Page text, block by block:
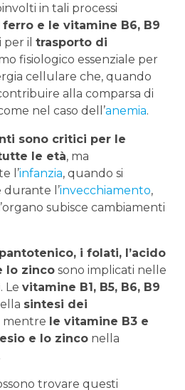
in tali processi
ferro e le vitamine B6, B9
per il trasporto di
fisiologico essenziale per
cellulare che, quando
alla comparsa di
nel caso dell’anemia.
sono critici per le
le età, ma
l’infanzia, quando si
durante l’invecchiamento,
subisce cambiamenti
i folati, l’acido
lo zinco sono implicati nelle
. Le vitamine B1, B5, B6, B9
sintesi dei
mentre le vitamine B3 e
e lo zinco nella
trovare questi